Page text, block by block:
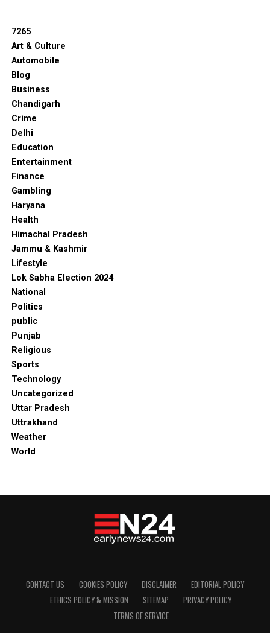
7265
Art & Culture
Automobile
Blog
Business
Chandigarh
Crime
Delhi
Education
Entertainment
Finance
Gambling
Haryana
Health
Himachal Pradesh
Jammu & Kashmir
Lifestyle
Lok Sabha Election 2024
National
Politics
public
Punjab
Religious
Sports
Technology
Uncategorized
Uttar Pradesh
Uttrakhand
Weather
World
CONTACT US COOKIES POLICY DISCLAIMER
EDITORIAL POLICY
ETHICS POLICY & MISSION
SITEMAP
PRIVACY POLICY
TERMS OF SERVICE